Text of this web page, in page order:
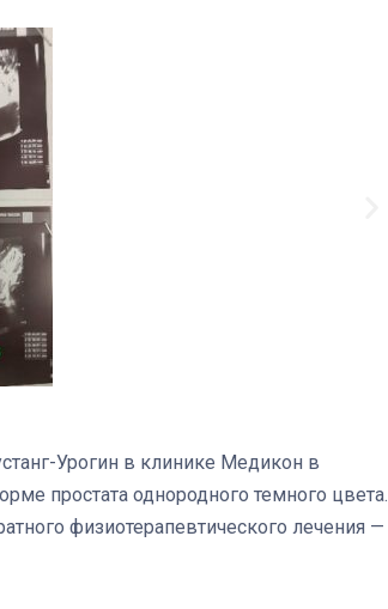
Урогин в клинике Медикон в
простата однородного темного цвета.
физиотерапевтического лечения —